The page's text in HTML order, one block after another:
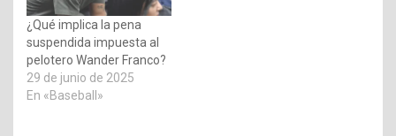
¿Qué implica la pena
suspendida impuesta al
pelotero Wander Franco?
29 de junio de 2025
En «Baseball»